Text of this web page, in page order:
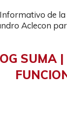
de
Aclecon
SUMA |